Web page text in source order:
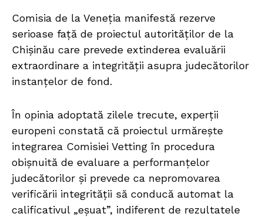
Comisia de la Veneția manifestă rezerve
serioase față de proiectul autorităților de la
Chișinău care prevede extinderea evaluării
extraordinare a integrității asupra judecătorilor
instanțelor de fond.
În opinia adoptată zilele trecute, experții
europeni constată că proiectul urmărește
integrarea Comisiei Vetting în procedura
obișnuită de evaluare a performanțelor
judecătorilor și prevede ca nepromovarea
verificării integrității să conducă automat la
calificativul „eșuat”, indiferent de rezultatele